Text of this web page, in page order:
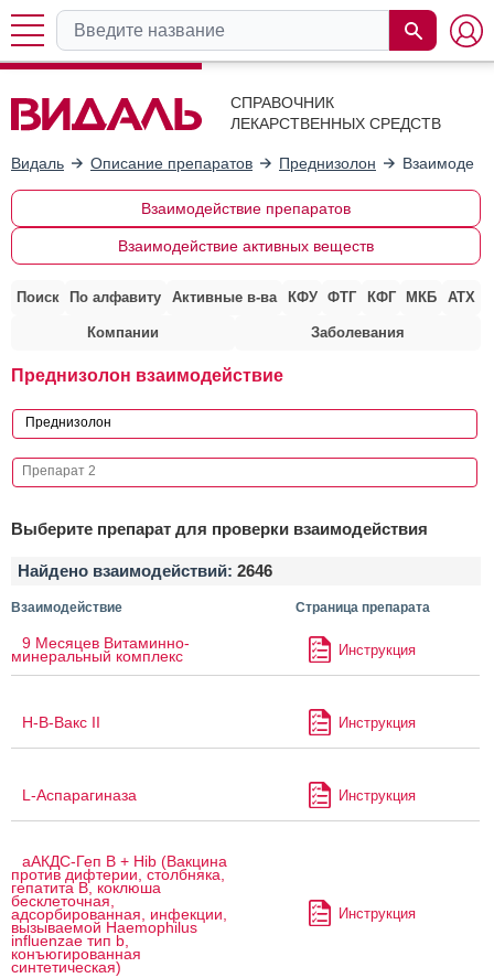
СПРАВОЧНИК
ЛЕКАРСТВЕННЫХ СРЕДСТВ
Видаль Описание препаратов Преднизолон
Взаимодействие препаратов
Взаимодействие активных веществ
Поиск По алфавиту Активные в-ва КФУ ФТГ КФГ МКБ АТХ
Компании Заболевания
Преднизолон взаимодействие
Выберите препарат для проверки взаимодействия
Найдено взаимодействий: 2646
Взаимодействие Страница препарата
9 Месяцев Витаминно-
минеральный комплекс Инструкция
H-B-Вакс II Инструкция
L-Аспарагиназа Инструкция
аАКДС-Геп B + Hib (Вакцина
против дифтерии, столбняка,
гепатита B, коклюша
бесклеточная,
адсорбированная, инфекции,
вызываемой Haemophilus
influenzae тип b,
конъюгированная
синтетическая)
Инструкция